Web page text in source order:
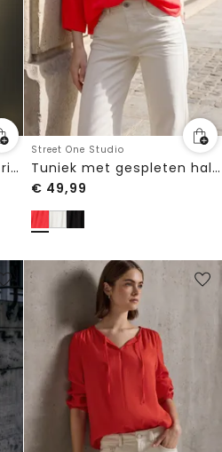
Tuniek van velours met ritssluiting
Street One Studio
Tuniek met gespleten hals en borduursel
€ 49,99